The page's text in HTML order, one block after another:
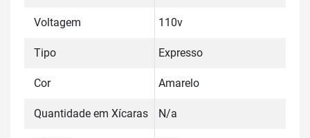
Voltagem 110v
Tipo Expresso
Cor Amarelo
Quantidade em Xícaras N/a